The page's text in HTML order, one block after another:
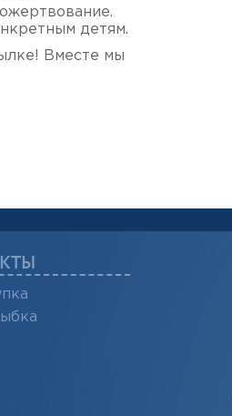
детям.
Вместе мы